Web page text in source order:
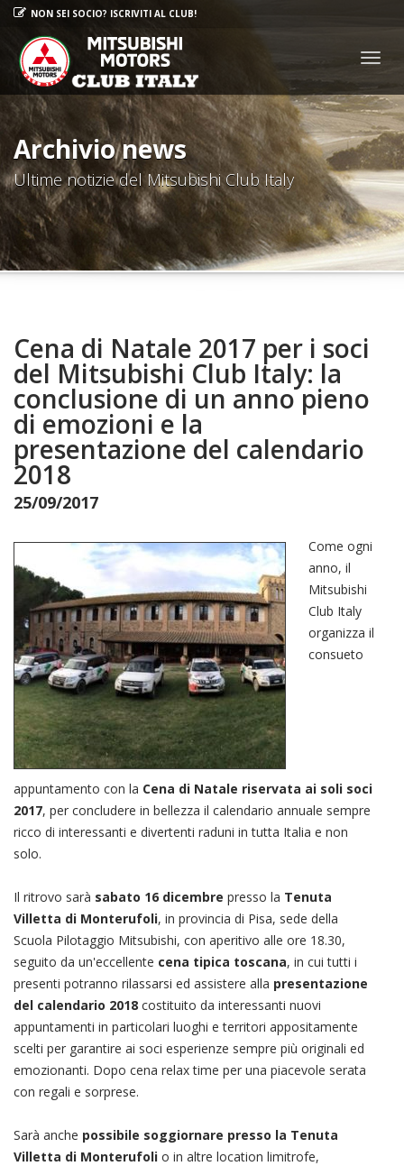
NON SEI SOCIO? ISCRIVITI AL CLUB!
Archivio news
Ultime notizie del Mitsubishi Club Italy
Cena di Natale 2017 per i soci
del Mitsubishi Club Italy: la
conclusione di un anno pieno
di emozioni e la
presentazione del calendario
2018
25/09/2017
Come ogni
anno, il
Mitsubishi
Club Italy
organizza il
consueto
appuntamento con la Cena di Natale riservata ai soli soci
2017, per concludere in bellezza il calendario annuale sempre
ricco di interessanti e divertenti raduni in tutta Italia e non
solo.
Il ritrovo sarà sabato 16 dicembre presso la Tenuta
Villetta di Monterufoli, in provincia di Pisa, sede della
Scuola Pilotaggio Mitsubishi, con aperitivo alle ore 18.30,
seguito da un'eccellente cena tipica toscana, in cui tutti i
presenti potranno rilassarsi ed assistere alla presentazione
del calendario 2018 costituito da interessanti nuovi
appuntamenti in particolari luoghi e territori appositamente
scelti per garantire ai soci esperienze sempre più originali ed
emozionanti. Dopo cena relax time per una piacevole serata
con regali e sorprese.
Sarà anche possibile soggiornare presso la Tenuta
Villetta di Monterufoli o in altre location limitrofe,